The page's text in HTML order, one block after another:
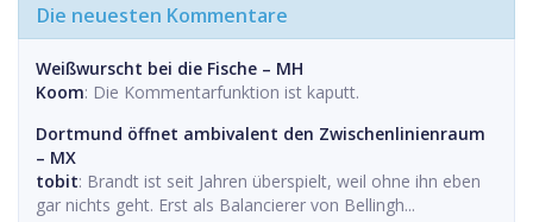
Die neuesten Kommentare
Weißwurscht bei die Fische – MH
Koom: Die Kommentarfunktion ist kaputt.
Dortmund öffnet ambivalent den Zwischenlinienraum
– MX
tobit: Brandt ist seit Jahren überspielt, weil ohne ihn eben
gar nichts geht. Erst als Balancierer von Bellingh...